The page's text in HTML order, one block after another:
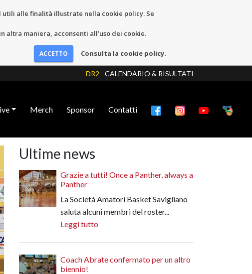
alle finalità illustrate nella cookie policy. Se
altra maniera, acconsenti all’uso dei cookie.
Consulta la cookie policy.
DR2 CALENDARIO & RISULTATI
Merch Sponsor Contatti
Ultime news
Grazie a tutti! Once a Panther, always a
Panther
La Società Amatori Basket Savigliano
saluta alcuni membri del roster...
Leggi tutto
Coach Abrate confermato per un altro
biennio!